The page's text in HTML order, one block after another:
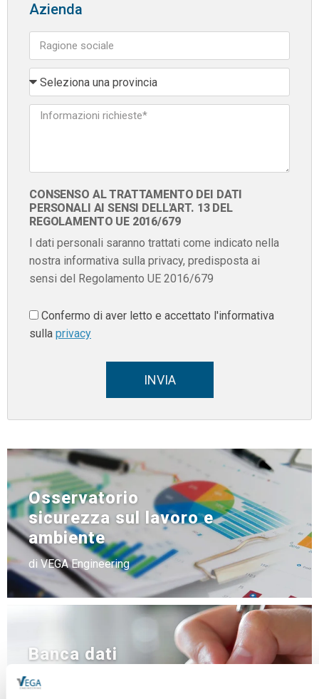
Azienda
CONSENSO AL TRATTAMENTO DEI DATI
PERSONALI AI SENSI DELL'ART. 13 DEL
REGOLAMENTO UE 2016/679
I dati personali saranno trattati come indicato nella
nostra informativa sulla privacy, predisposta ai
sensi del Regolamento UE 2016/679
Confermo di aver letto e accettato l'informativa
sulla privacy
INVIA
Banca dati
Osservatorio
sicurezza sul lavoro e
ambiente
di VEGA Engineering